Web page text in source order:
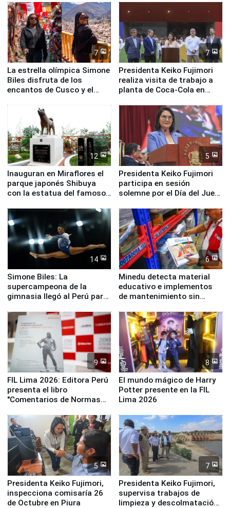
7
La estrella olímpica Simone
Biles disfruta de los
encantos de Cusco y el
7
Presidenta Keiko Fujimori
realiza visita de trabajo a
planta de Coca-Cola en
12
Inauguran en Miraflores el
parque japonés Shibuya
con la estatua del famoso
5
Presidenta Keiko Fujimori
participa en sesión
solemne por el Día del Juez
14
Simone Biles: La
supercampeona de la
gimnasia llegó al Perú para
Panamericanos Lima 2027
6
Minedu detecta material
educativo e implementos
de mantenimiento sin
la UGEL 2
9
FIL Lima 2026: Editora Perú
presenta el libro
"Comentarios de Normas
Derecho Colectivo"
8
El mundo mágico de Harry
Potter presente en la FIL
Lima 2026
5
Presidenta Keiko Fujimori,
inspecciona comisaría 26
de Octubre en Piura
7
Presidenta Keiko Fujimori,
supervisa trabajos de
limpieza y descolmatación